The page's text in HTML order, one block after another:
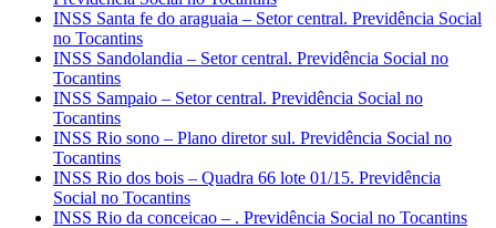
INSS Santa fe do araguaia – Setor central. Previdência Social
no Tocantins
INSS Sandolandia – Setor central. Previdência Social no
Tocantins
INSS Sampaio – Setor central. Previdência Social no
Tocantins
INSS Rio sono – Plano diretor sul. Previdência Social no
Tocantins
INSS Rio dos bois – Quadra 66 lote 01/15. Previdência
Social no Tocantins
INSS Rio da conceicao – . Previdência Social no Tocantins